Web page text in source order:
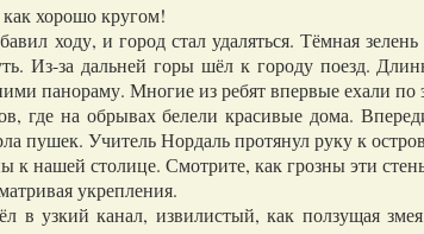
хорошо кругом!
ходу, и город стал удаляться. Тёмная
Из-за дальней горы шёл к городу поезд.
панораму. Многие из ребят впервые ехали
на обрывах белели красивые дома.
пушек. Учитель Нордаль протянул руку к
нашей столице. Смотрите, как грозны эти
укрепления.
узкий канал, извилистый, как ползущая